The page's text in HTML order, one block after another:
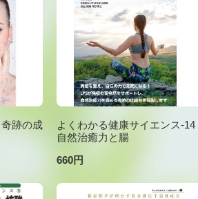
跡の成
よくわかる健康サイエンス-14
自然治癒力と腸
660円